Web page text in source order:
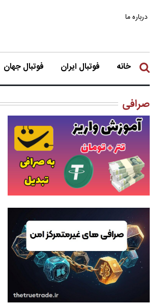
درباره ما
خانه فوتبال ایران فوتبال جهان
صرافی